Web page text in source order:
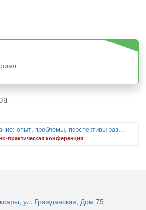
опыт, проблемы, перспективы раз...
практическая конференция
ул. Гражданская, Дом 75